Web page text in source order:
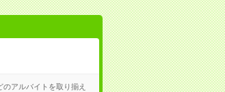
のアルバイトを取り揃え